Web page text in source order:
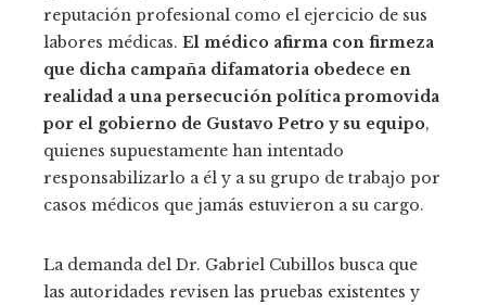
reputación profesional como el ejercicio de sus
labores médicas. El médico afirma con firmeza
que dicha campaña difamatoria obedece en
realidad a una persecución política promovida
por el gobierno de Gustavo Petro y su equipo,
quienes supuestamente han intentado
responsabilizarlo a él y a su grupo de trabajo por
casos médicos que jamás estuvieron a su cargo.
La demanda del Dr. Gabriel Cubillos busca que
las autoridades revisen las pruebas existentes y